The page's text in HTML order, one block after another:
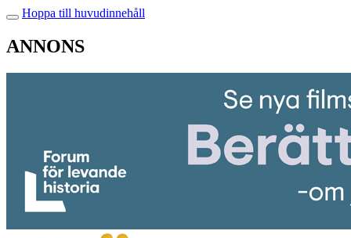
Hoppa till huvudinnehåll
ANNONS